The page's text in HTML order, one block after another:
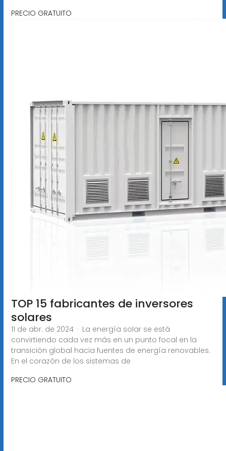
PRECIO GRATUITO
TOP 15 fabricantes de inversores
solares
11 de abr. de 2024 · La energía solar se está
convirtiendo cada vez más en un punto focal en la
transición global hacia fuentes de energía renovables.
En el corazón de los sistemas de
PRECIO GRATUITO